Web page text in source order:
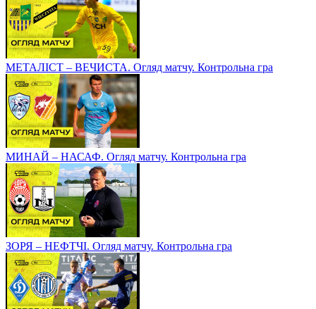
МЕТАЛІСТ – ВЕЧИСТА. Огляд матчу. Контрольна гра
МИНАЙ – НАСАФ. Огляд матчу. Контрольна гра
ЗОРЯ – НЕФТЧІ. Огляд матчу. Контрольна гра